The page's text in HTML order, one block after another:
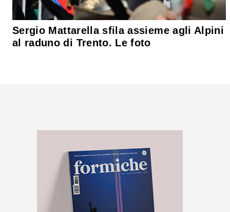
Sergio Mattarella sfila assieme agli Alpini
al raduno di Trento. Le foto